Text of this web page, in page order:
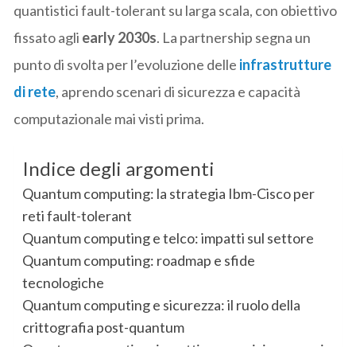
quantistici fault-tolerant su larga scala, con obiettivo
fissato agli early 2030s. La partnership segna un
punto di svolta per l’evoluzione delle infrastrutture
di rete, aprendo scenari di sicurezza e capacità
computazionale mai visti prima.
Indice degli argomenti
Quantum computing: la strategia Ibm-Cisco per
reti fault-tolerant
Quantum computing e telco: impatti sul settore
Quantum computing: roadmap e sfide
tecnologiche
Quantum computing e sicurezza: il ruolo della
crittografia post-quantum